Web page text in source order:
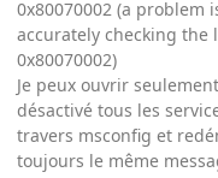
0x80070002 (a problem
accurately checking the
0x80070002)
Je peux ouvrir
désactivé tous les
travers msconfig et
toujours le même